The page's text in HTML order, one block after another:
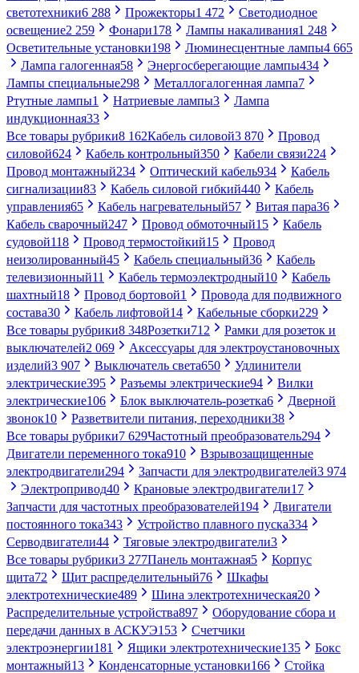
светотехники6 288 Прожекторы1 472
Светодиодное
освещение2 259 Фонари178 Лампы накаливания1 248
Осветительные установки198 Люминесцентные лампы4 665
Лампа галогенная58 Энергосберегающие лампы434
Лампы специальные298 Металлогалогенная лампа7
Ртутные лампы1 Натриевые лампы3
Лампа
индукционная33
Все товары рубрики8 162Кабель силовой3 870
Провод
силовой624 Кабель контрольный350 Кабели связи224
Провод монтажный234 Оптический кабель934
Кабель
сигнализации83 Кабель силовой гибкий440
Кабель
управления65 Кабель нагревательный57 Витая пара36
Кабель сварочный247 Провод обмоточный15
Кабель
судовой118 Провод термостойкий15
Провод
неизолированный45 Кабель специальный36
Кабель
телевизионный11 Кабель термоэлектродный10
Кабель
шахтный18 Провод бортовой1
Провода для подвижного
состава30 Кабель лифтовой14 Кабельные сборки229
Все товары рубрики8 348Розетки712
Рамки для розеток и
выключателей2 069
Аксессуары для электроустановочных
изделий3 907 Выключатель света650
Удлинители
электрические395 Разъемы электрические94
Вилки
электрические106 Блок выключатель-розетка6
Дверной
звонок10 Разветвители питания, переходники38
Все товары рубрики7 629Частотный преобразователь294
Двигатели переменного тока910
Взрывозащищенные
электродвигатели294 Запчасти для электродвигателей3 974
Электропривод40 Крановые электродвигатели17
Запчасти для частотных преобразователей194
Двигатели
постоянного тока343 Устройство плавного пуска334
Серводвигатели44 Тяговые электродвигатели3
Все товары рубрики3 277Панель монтажная5
Корпус
щита72 Щит распределительный76
Шкафы
электротехнические489 Шина электротехническая20
Распределительные устройства897
Оборудование сбора и
передачи данных в АСКУЭ153
Счетчики
электроэнергии181 Ящики электротехнические135
Бокс
монтажный13 Конденсаторные установки166
Стойка